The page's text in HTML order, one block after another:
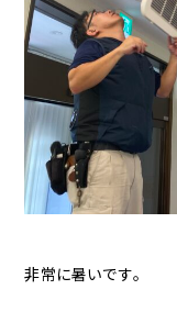
非常に暑いです。